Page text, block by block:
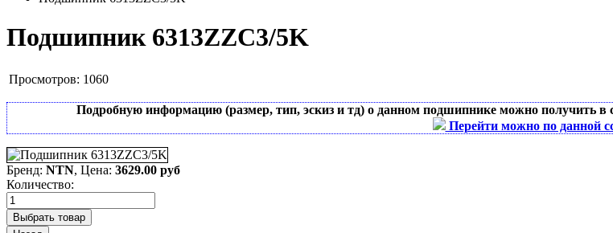
Подшипник 6313ZZC3/5K
Просмотров: 1060
Подробную информацию (размер, тип, эскиз и тд) о данном подшипнике можно получить
Перейти можно по данной
Бренд: NTN, Цена: 3629.00 руб
Количество: